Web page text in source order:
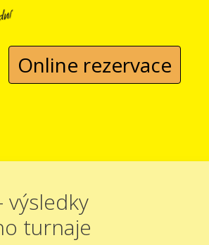
Online rezervace
výsledky
turnaje